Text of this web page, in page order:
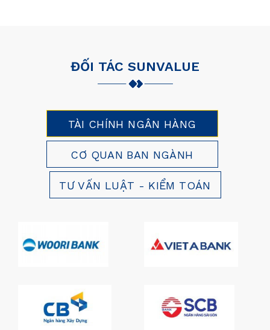
ĐỐI TÁC SUNVALUE
TÀI CHÍNH NGÂN HÀNG
CƠ QUAN BAN NGÀNH
TƯ VẤN LUẬT - KIỂM TOÁN